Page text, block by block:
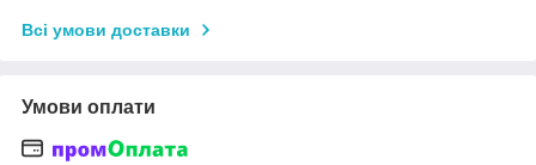
Всі умови доставки
Умови оплати